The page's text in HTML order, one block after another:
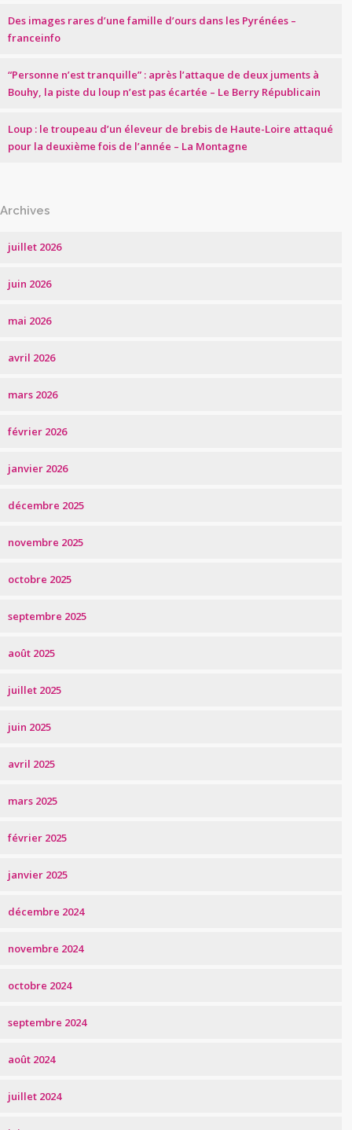
Des images rares d’une famille d’ours dans les Pyrénées –
franceinfo
“Personne n’est tranquille” : après l’attaque de deux juments à
Bouhy, la piste du loup n’est pas écartée – Le Berry Républicain
Loup : le troupeau d’un éleveur de brebis de Haute-Loire attaqué
pour la deuxième fois de l’année – La Montagne
Archives
juillet 2026
juin 2026
mai 2026
avril 2026
mars 2026
février 2026
janvier 2026
décembre 2025
novembre 2025
octobre 2025
septembre 2025
août 2025
juillet 2025
juin 2025
avril 2025
mars 2025
février 2025
janvier 2025
décembre 2024
novembre 2024
octobre 2024
septembre 2024
août 2024
juillet 2024